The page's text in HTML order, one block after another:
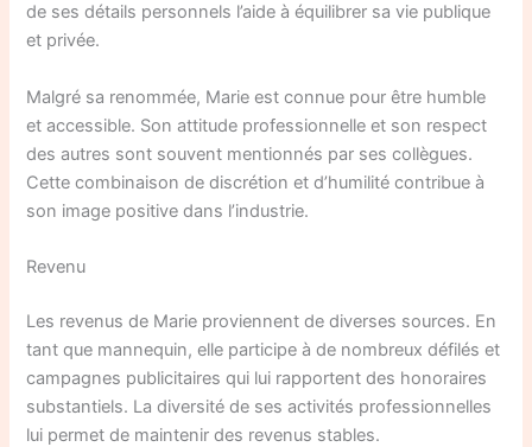
de ses détails personnels l’aide à équilibrer sa vie publique
et privée.
Malgré sa renommée, Marie est connue pour être humble
et accessible. Son attitude professionnelle et son respect
des autres sont souvent mentionnés par ses collègues.
Cette combinaison de discrétion et d’humilité contribue à
son image positive dans l’industrie.
Revenu
Les revenus de Marie proviennent de diverses sources. En
tant que mannequin, elle participe à de nombreux défilés et
campagnes publicitaires qui lui rapportent des honoraires
substantiels. La diversité de ses activités professionnelles
lui permet de maintenir des revenus stables.